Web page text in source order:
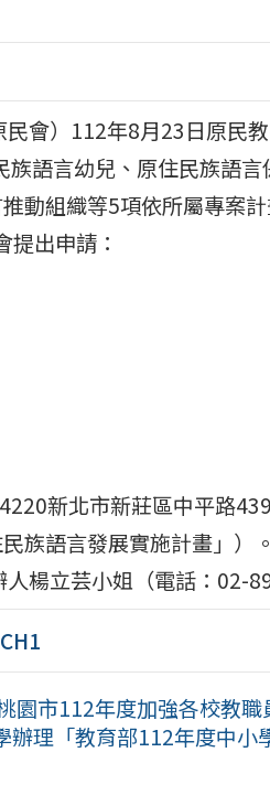
會）112年8月23日原民
語言幼兒、原住民族語言
動組織等5項依所屬專案
出申請：
新北市新莊區中平路
族語言發展實施計畫」）。
楊立芸小姐（電話：02-
園市112年度加強各校教職
辦理「教育部112年度中小